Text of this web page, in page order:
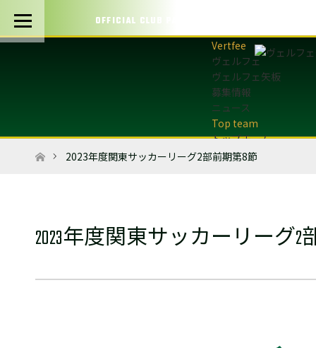
OFFICIAL CLUB PARTNERS
ヴェルフェ
ヴェルフェ矢板
募集情報
ニュース
トップチーム
トップチーム概要
フォトギャラリー
U-12・U-8
ホーム2023年度関東サッカーリーグ2部前期第8節
2023年度関東サッカーリーグ2